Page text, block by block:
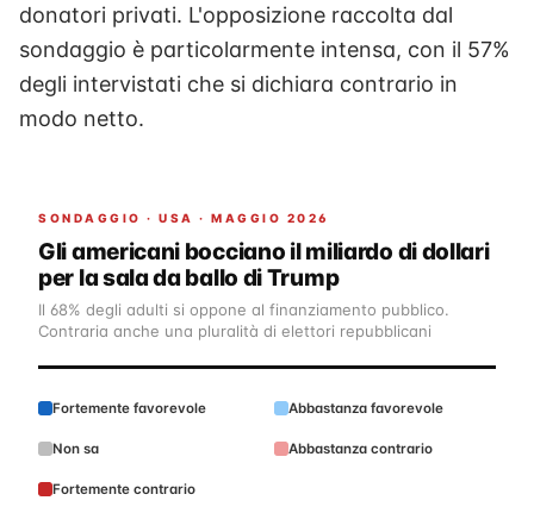
donatori privati. L'opposizione raccolta dal
sondaggio è particolarmente intensa, con il 57%
degli intervistati che si dichiara contrario in
modo netto.
SONDAGGIO · USA · MAGGIO 2026
Gli americani bocciano il miliardo di dollari
per la sala da ballo di Trump
Il 68% degli adulti si oppone al finanziamento pubblico.
Contraria anche una pluralità di elettori repubblicani
Fortemente favorevole Abbastanza favorevole
Non sa Abbastanza contrario
Fortemente contrario